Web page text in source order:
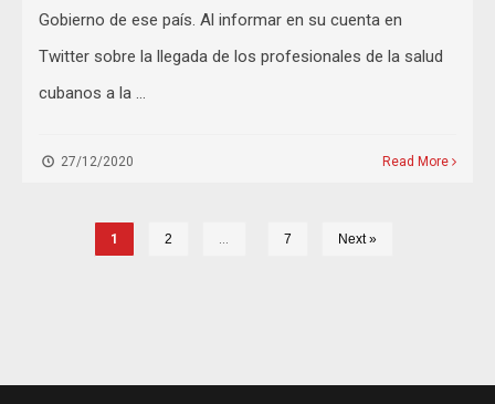
Gobierno de ese país. Al informar en su cuenta en
Twitter sobre la llegada de los profesionales de la salud
cubanos a la …
27/12/2020 Read More
1 2 7 Next »